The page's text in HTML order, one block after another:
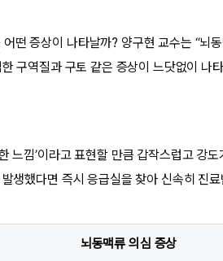
떤 증상이 나타날까? 양구현 교수는 “뇌
구역질과 구토 같은 증상이 느닷없이 나
느낌’이라고 표현할 만큼 갑작스럽고 강
생했다면 즉시 응급실을 찾아 신속히 진
뇌동맥류 의심 증상